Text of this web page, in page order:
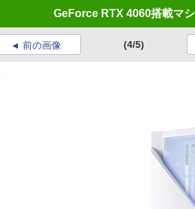
GeForce RTX 4060搭載マ
前の画像 (4/5)